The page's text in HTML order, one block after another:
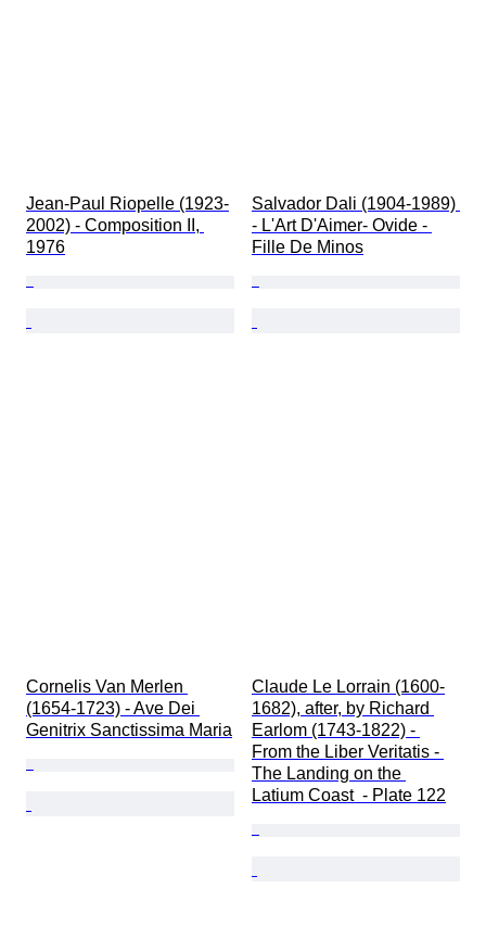
Jean-Paul Riopelle (1923-
2002) - Composition II,
1976
Salvador Dali (1904-1989)
- L'Art D'Aimer- Ovide -
Fille De Minos
Cornelis Van Merlen
(1654-1723) - Ave Dei
Genitrix Sanctissima Maria
Claude Le Lorrain (1600-
1682), after, by Richard
Earlom (1743-1822) -
From the Liber Veritatis -
The Landing on the
Latium Coast  - Plate 122